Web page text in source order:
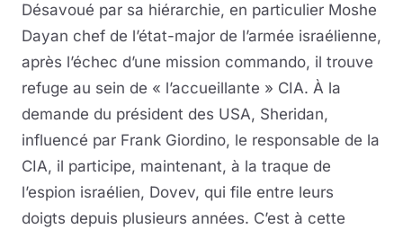
Désavoué par sa hiérarchie, en particulier Moshe
Dayan chef de l’état-major de l’armée israélienne,
après l’échec d’une mission commando, il trouve
refuge au sein de « l’accueillante » CIA. À la
demande du président des USA, Sheridan,
influencé par Frank Giordino, le responsable de la
CIA, il participe, maintenant, à la traque de
l’espion israélien, Dovev, qui file entre leurs
doigts depuis plusieurs années. C’est à cette